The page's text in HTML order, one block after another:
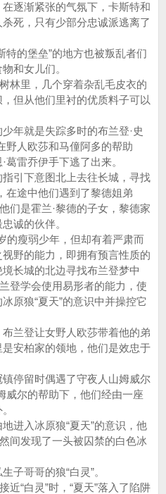
逐渐紧张的气氛下，卡斯特和
死，只有少部分忠诚派逃离了
的堡垒”的地方也被叛乱者们
和女儿们。
里，几个穿着杂乱毛皮衣的
但从他们里衬的优质料子可以
就是失踪多时的布兰登·史
野人欧莎和马僮阿多的帮助
雷乔伊手下逃了出来。
引下意图北上去往长城，寻找
在途中他们遇到了黎德姐弟
们是霍兰·黎德的子女，黎德家
诚的伙伴。
瘦弱少年，但却有着严肃而
野的能力，即拥有预言性质的
长城的北边寻找布兰登梦中
登学会使用易形者的能力，使
原狼“夏天”的意识中并操控它
兰登让女野人欧莎带着他的弟
安柏家的领地，他们是效忠于
停留时偶遇了守夜人山姆威尔
威尔的帮助下，他们经由一座
入冰原狼“夏天”的意识，他
间发现了一头被囚禁的白色冰
哥哥的狼“白灵”。
“白灵”时，“夏天”落入了陷阱